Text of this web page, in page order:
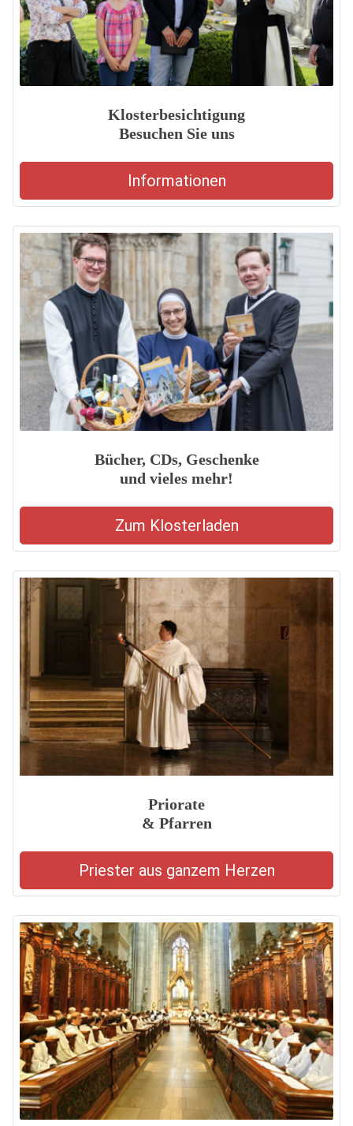
Klosterbesichtigung
Besuchen Sie uns
Informationen
Bücher, CDs, Geschenke
und vieles mehr!
Zum Klosterladen
Priorate
& Pfarren
Priester aus ganzem Herzen